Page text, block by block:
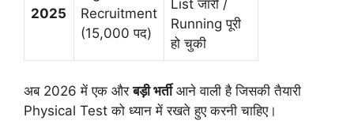
2025
Recruitment
(15,000 पद)
List जारी /
Running पूरी
हो चुकी
अब 2026 में एक औरबड़ी भर्तीआने वाली है जिसकी तैयारी
Physical Test को ध्यान में रखते हुए करनी चाहिए।